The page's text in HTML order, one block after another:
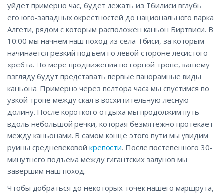
уйдет примерно час, будет лежать из Тбилиси вглубь
его юго-западных окрестностей до национального парка
Алгети, рядом с которым расположен каньон Биртвиси. В
10:00 мы начнем наш поход из села Тбиси, за которым
начинается резкий подъем по левой стороне лесистого
хребта. По мере продвижения по горной тропе, вашему
взгляду будут представать первые панорамные виды
каньона. Примерно через полтора часа мы спустимся по
узкой тропе между скал в восхитительную лесную
долину. После короткого отдыха мы продолжим путь
вдоль небольшой речки, которая безмятежно протекает
между каньонами. В самом конце этого пути мы увидим
руины средневековой крепости. После постепенного 30-
минутного подъема между гигантских валунов мы
завершим наш поход.
Чтобы добраться до некоторых точек нашего маршрута,